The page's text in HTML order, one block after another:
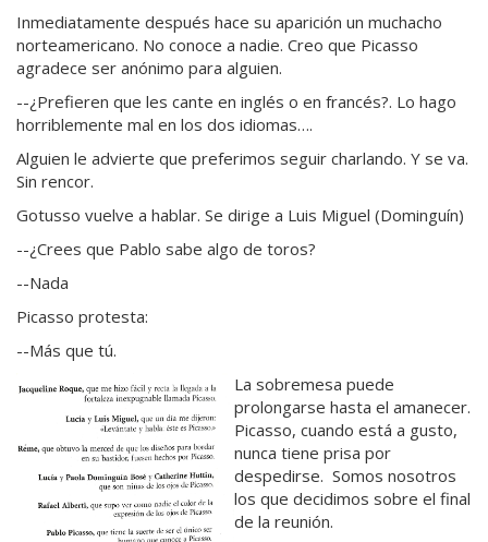
Inmediatamente después hace su aparición un muchacho
norteamericano. No conoce a nadie. Creo que Picasso
agradece ser anónimo para alguien.
--¿Prefieren que les cante en inglés o en francés?. Lo hago
horriblemente mal en los dos idiomas….
Alguien le advierte que preferimos seguir charlando. Y se va.
Sin rencor.
Gotusso vuelve a hablar. Se dirige a Luis Miguel (Dominguín)
--¿Crees que Pablo sabe algo de toros?
--Nada
Picasso protesta:
--Más que tú.
La sobremesa puede
prolongarse hasta el amanecer.
Picasso, cuando está a gusto,
nunca tiene prisa por
despedirse. Somos nosotros
los que decidimos sobre el final
de la reunión.